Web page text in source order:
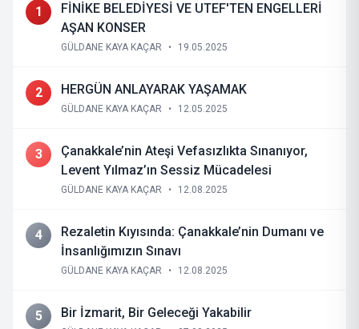
1
FİNİKE BELEDİYESİ VE UTEF'TEN ENGELLERİ
AŞAN KONSER
GÜLDANE KAYA KAÇAR • 19.05.2025
2 HERGÜN ANLAYARAK YAŞAMAK
GÜLDANE KAYA KAÇAR • 12.05.2025
3
Çanakkale’nin Ateşi Vefasızlıkta Sınanıyor,
Levent Yılmaz’ın Sessiz Mücadelesi
GÜLDANE KAYA KAÇAR • 12.08.2025
4
Rezaletin Kıyısında: Çanakkale’nin Dumanı ve
İnsanlığımızın Sınavı
GÜLDANE KAYA KAÇAR • 12.08.2025
5 Bir İzmarit, Bir Geleceği Yakabilir